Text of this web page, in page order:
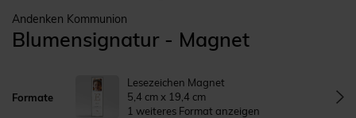
Andenken Kommunion
Blumensignatur - Magnet
Formate
Lesezeichen Magnet
5,4 cm x 19,4 cm
1 weiteres Format anzeigen